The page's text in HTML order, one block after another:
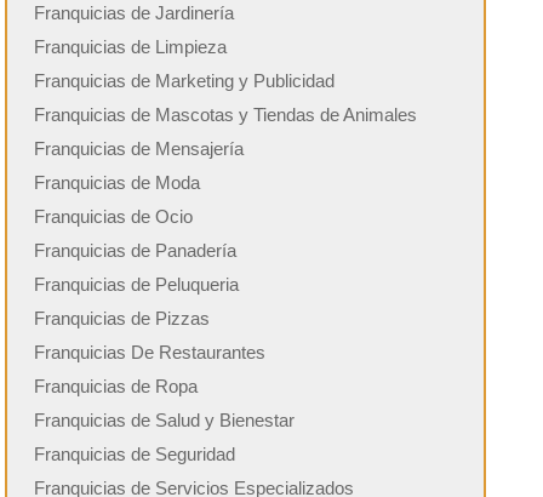
Franquicias de Jardinería
Franquicias de Limpieza
Franquicias de Marketing y Publicidad
Franquicias de Mascotas y Tiendas de Animales
Franquicias de Mensajería
Franquicias de Moda
Franquicias de Ocio
Franquicias de Panadería
Franquicias de Peluqueria
Franquicias de Pizzas
Franquicias De Restaurantes
Franquicias de Ropa
Franquicias de Salud y Bienestar
Franquicias de Seguridad
Franquicias de Servicios Especializados